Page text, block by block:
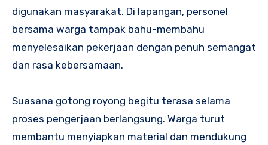
digunakan masyarakat. Di lapangan, personel
bersama warga tampak bahu-membahu
menyelesaikan pekerjaan dengan penuh semangat
dan rasa kebersamaan.
Suasana gotong royong begitu terasa selama
proses pengerjaan berlangsung. Warga turut
membantu menyiapkan material dan mendukung